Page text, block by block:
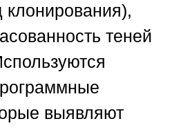
теней
выявляют